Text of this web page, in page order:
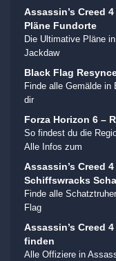
Assassin’s Creed
Pläne Fundorte
Die Ultimative Pläne
Jackdaw
Black Flag
Finde alle Gemälde
dir
Forza Horizon 6 –
So findest du die
Alle Infos zum
Assassin’s Creed
Schiffswracks
Finde alle
Flag
Assassin’s Creed
finden
Alle Offiziere in